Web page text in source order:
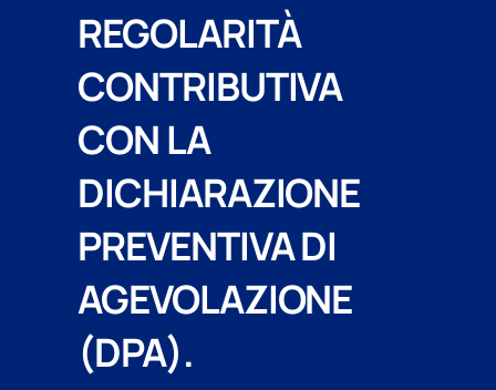
Contatti
REGOLARITÀ
CONTRIBUTIVA
CON LA
DICHIARAZIONE
PREVENTIVA DI
AGEVOLAZIONE
(DPA).